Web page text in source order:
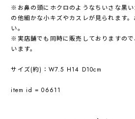
※お鼻の頭にホクロのようなちいさな黒
の他細かな小キズやカスレが見られます
い。
※実店舗でも同時に販売しておりますの
います。
サイズ(約)：W7.5 H14 D10cm
item id = 06611